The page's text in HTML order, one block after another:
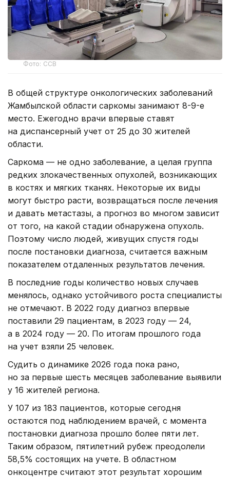
Фото: ССВ
В общей структуре онкологических заболеваний
Жамбылской области саркомы занимают 8-9-е
место. Ежегодно врачи впервые ставят
на диспансерный учет от 25 до 30 жителей
области.
Саркома — не одно заболевание, а целая группа
редких злокачественных опухолей, возникающих
в костях и мягких тканях. Некоторые их виды
могут быстро расти, возвращаться после лечения
и давать метастазы, а прогноз во многом зависит
от того, на какой стадии обнаружена опухоль.
Поэтому число людей, живущих спустя годы
после постановки диагноза, считается важным
показателем отдаленных результатов лечения.
В последние годы количество новых случаев
менялось, однако устойчивого роста специалисты
не отмечают. В 2022 году диагноз впервые
поставили 29 пациентам, в 2023 году — 24,
а в 2024 году — 20. По итогам прошлого года
на учет взяли 25 человек.
Судить о динамике 2026 года пока рано,
но за первые шесть месяцев заболевание выявили
у 16 жителей региона.
У 107 из 183 пациентов, которые сегодня
остаются под наблюдением врачей, с момента
постановки диагноза прошло более пяти лет.
Таким образом, пятилетний рубеж преодолели
58,5% состоящих на учете. В областном
онкоцентре считают этот результат хорошим